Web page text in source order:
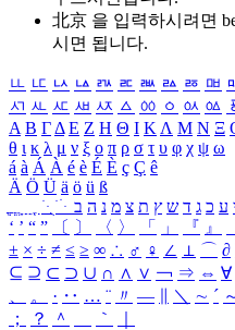
北京 을 입력하시려면
시면 됩니다.
ㅥ ㅦ ㅧ ㅨ ㅩ ㅪ ㅫ ㅬ ㅭ ㅮ
ㅺ ㅻ ㅼ ㅽ ㅾ ㅿ ㆀ ㆁ ㆂ ㆃ
Α Β ΓΔ Ε Ζ Η Θ Ι ΚΛ Μ Ν Ξ
θ ι κ λ μ ν ξ ο π ρ σ τ υ φ χ ψ ω
á à Á À é è É È ç Ç ê
Ä Ö Ü ä ö ü ß
ִֶֹ ֻּ ׁׂ ע כ ג ד ש ץ ת צ מ נ ה ב
‘ ’ “ ” 〔 〕 〈 〉 「 」 『 』
± × ÷ ≠ ≤ ≥ ∞ ∴ ♂ ♀ ∠ ⊥ ⌒ ∂
⊆ ⊇ ⊂ ⊃ ∪ ∩ ∧ ∨ ￢ ⇒ ⇔ ∀
、
。 · ‥ … ¨ 〃 ― ＼ ∼ ´
；
？ ＾ ｀